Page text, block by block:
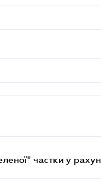
частки у